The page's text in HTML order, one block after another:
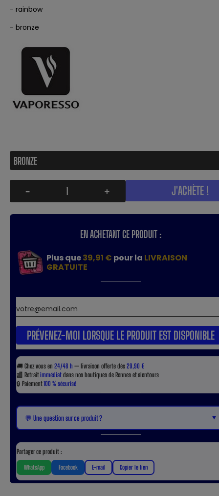
- rainbow
- bronze
- + J'ACHÈTE !
EN ACHETANT CE PRODUIT :
Plus que39,91 € pour la LIVRAISON
GRATUITE
PRÉVENEZ-MOI LORSQUE LE PRODUIT EST DISPONIBLE
🚚 Chez vous en 24/48 h — livraison offerte dès29,90 €
🏬 Retraitimmédiatdans nos boutiques de Rennes et alentours
🔒 Paiement100 % sécurisé
💬 Une question sur ce produit ? ▼
Partager ce produit :
WhatsApp Facebook E-mail Copier le lien